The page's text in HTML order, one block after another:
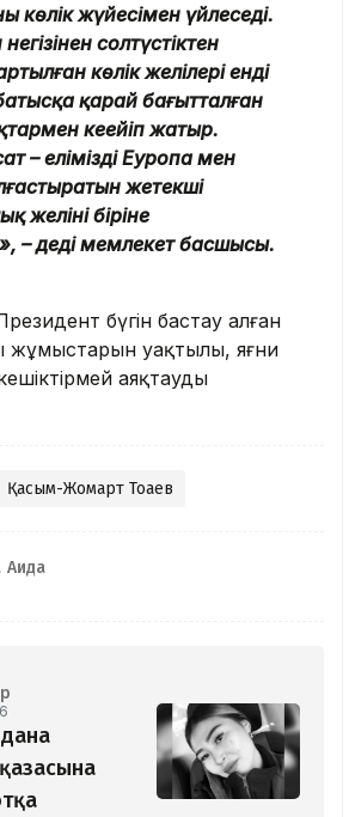
көлік жүйесімен үйлеседі.
солтүстіктен
көлік желілері енді
қарай бағытталған
кеңейіп жатыр.
– елімізді Еуропа мен
жетекші
желінің біріне
– деді мемлекет басшысы.
бүгін бастау алған
жұмыстарын уақтылы, яғни
аяқтауды
Қасым-Жомарт Тоқаев
Аида